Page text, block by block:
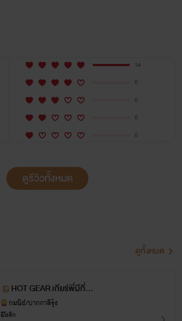
14
0
0
0
0
ดูรีวิวทั้งหมด
ดูทั้งหมด
HOT GEAR เกียร์พี่มีกี่อัน
กันแน่
กมนีย์/ปากกาสีรุ้ง
อีโรติก